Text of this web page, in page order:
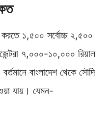
১,৫০০ সর্বোচ্চ ২,৫০০
৭,০০০-১০,০০০ রিয়াল
বাংলাদেশ থেকে সৌদি
যায়। যেমন-